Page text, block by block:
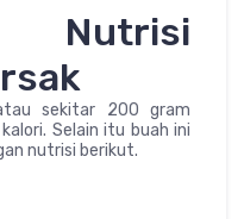
Nutrisi
sekitar 200 gram
Selain itu buah ini
nutrisi berikut.